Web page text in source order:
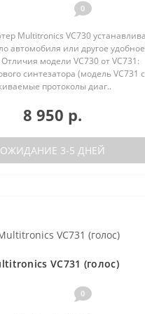
0
Multitronics VC730
автомобиля или другое
модели VC730 от VC731:
синтезатора (модель VC731 с
протоколы диаг..
8 950 р.
ОЖИДАНИЕ 3-5 ДНЕЙ
VC731 (голос)
0